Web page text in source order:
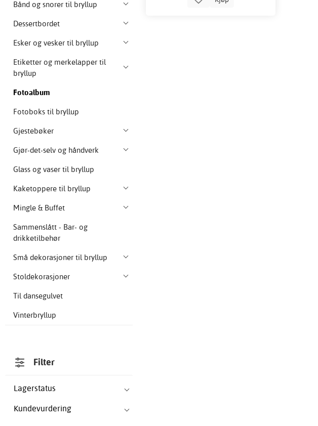
Bånd og snorer til bryllup
Dessertbordet
Esker og vesker til bryllup
Etiketter og merkelapper til
bryllup
Fotoalbum
Fotoboks til bryllup
Gjestebøker
Gjør-det-selv og håndverk
Glass og vaser til bryllup
Kaketoppere til bryllup
Mingle & Buffet
Sammenslått - Bar- og
drikketilbehør
Små dekorasjoner til bryllup
Stoldekorasjoner
Til dansegulvet
Vinterbryllup
Filter
Lagerstatus
Kundevurdering